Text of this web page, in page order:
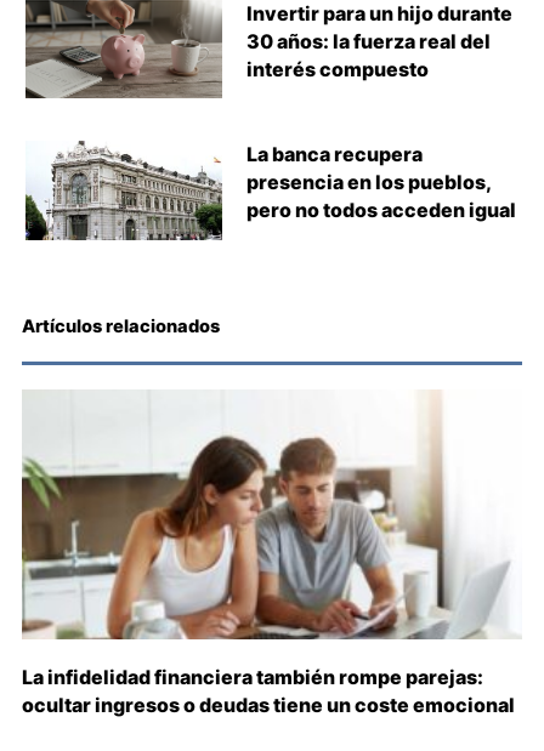
Invertir para un hijo durante
30 años: la fuerza real del
interés compuesto
La banca recupera
presencia en los pueblos,
pero no todos acceden igual
Artículos relacionados
La infidelidad financiera también rompe parejas:
ocultar ingresos o deudas tiene un coste emocional